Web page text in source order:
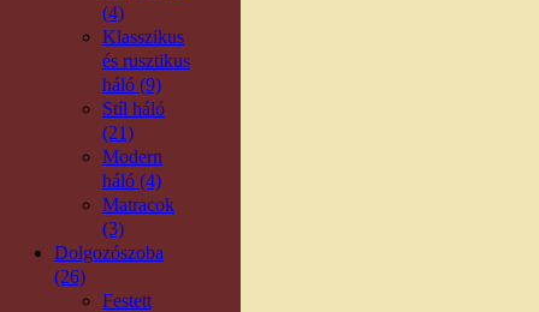
(4)
Klasszikus
és rusztikus
háló (9)
Stíl háló
(21)
Modern
háló (4)
Matracok
(3)
Dolgozószoba
(26)
Festett